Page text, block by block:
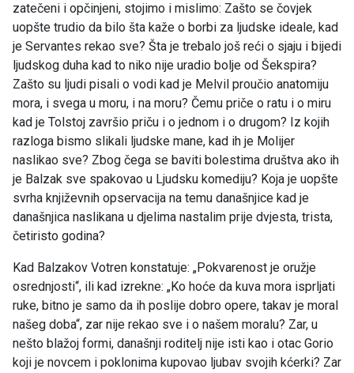
zatečeni i opčinjeni, stojimo i mislimo: Zašto se čovjek
uopšte trudio da bilo šta kaže o borbi za ljudske ideale, kad
je Servantes rekao sve? Šta je trebalo još reći o sjaju i bijedi
ljudskog duha kad to niko nije uradio bolje od Šekspira?
Zašto su ljudi pisali o vodi kad je Melvil proučio anatomiju
mora, i svega u moru, i na moru? Čemu priče o ratu i o miru
kad je Tolstoj završio priču i o jednom i o drugom? Iz kojih
razloga bismo slikali ljudske mane, kad ih je Molijer
naslikao sve? Zbog čega se baviti bolestima društva ako ih
je Balzak sve spakovao u Ljudsku komediju? Koja je uopšte
svrha književnih opservacija na temu današnjice kad je
današnjica naslikana u djelima nastalim prije dvjesta, trista,
četiristo godina?
Kad Balzakov Votren konstatuje: „Pokvarenost je oružje
osrednjosti“, ili kad izrekne: „Ko hoće da kuva mora isprljati
ruke, bitno je samo da ih poslije dobro opere, takav je moral
našeg doba“, zar nije rekao sve i o našem moralu? Zar, u
nešto blažoj formi, današnji roditelj nije isti kao i otac Gorio
koji je novcem i poklonima kupovao ljubav svojih kćerki? Zar